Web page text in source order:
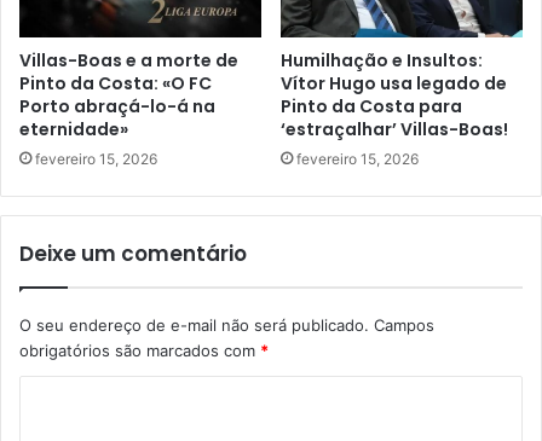
Villas-Boas e a morte de
Pinto da Costa: «O FC
Porto abraçá-lo-á na
eternidade»
fevereiro 15, 2026
Humilhação e Insultos:
Vítor Hugo usa legado de
Pinto da Costa para
‘estraçalhar’ Villas-Boas!
fevereiro 15, 2026
Deixe um comentário
O seu endereço de e-mail não será publicado. Campos
obrigatórios são marcados com *